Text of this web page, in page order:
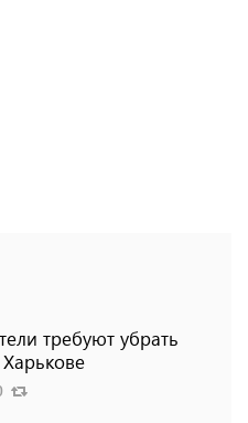
требуют убрать